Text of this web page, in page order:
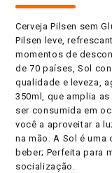
Cerveja Pilsen sem
Pilsen leve,
momentos de
de 70 países, Sol
qualidade e leveza,
350ml, que amplia
ser consumida em
você a aproveitar a
na mão. A Sol é uma
beber; Perfeita para
socialização.